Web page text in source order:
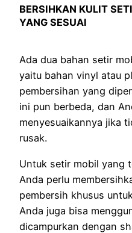
BERSIHKAN KULIT
YANG SESUAI
Ada dua bahan setir
yaitu bahan vinyl atau
pembersihan yang
ini pun berbeda, dan
menyesuaikannya jika
rusak.
Untuk setir mobil yang
Anda perlu
pembersih khusus
Anda juga bisa
dicampurkan dengan